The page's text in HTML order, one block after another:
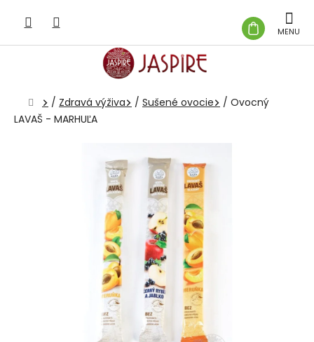
obsah
KOŠÍK
Domov
/ Zdravá výživa / Sušené ovocie / Ovocný
LAVAŠ - MARHUĽA